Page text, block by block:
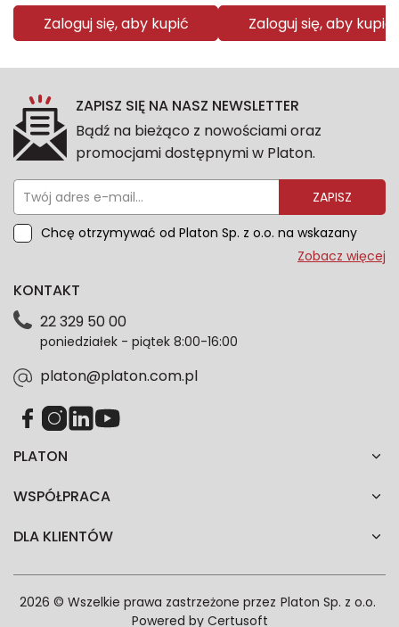
Zaloguj się, aby kupić Zaloguj się, aby kupić
ZAPISZ SIĘ NA NASZ NEWSLETTER
Bądź na bieżąco z nowościami oraz
promocjami dostępnymi w Platon.
ZAPISZ
Chcę otrzymywać od Platon Sp. z o.o. na wskazany
przeze mnie adres e-mail informacje marketingowe
dotyczące danych osobowych znajdziesz w naszej
każdym czasie. Wycofanie zgody nie wpłynie na
zgodność z prawem przetwarzania dokonanego przed
Zobacz więcej
PLATON
WSPÓŁPRACA
DLA KLIENTÓW
KONTAKT
22 329 50 00
poniedziałek - piątek 8:00-16:00
platon@platon.com.pl
2026 © Wszelkie prawa zastrzeżone przez Platon Sp. z o.o.
Powered by Certusoft